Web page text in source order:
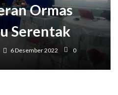
Ormas
Serentak
6 Desember 2022 0